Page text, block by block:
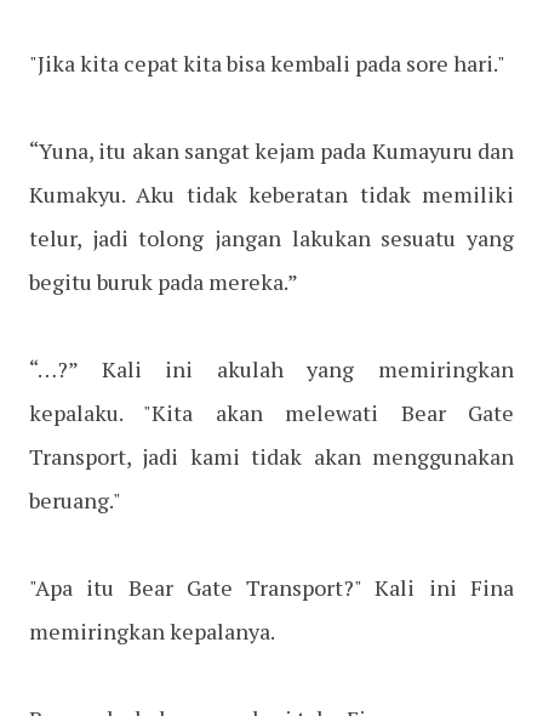
"Jika kita cepat kita bisa kembali pada sore hari."
“Yuna, itu akan sangat kejam pada Kumayuru dan
Kumakyu. Aku tidak keberatan tidak memiliki
telur, jadi tolong jangan lakukan sesuatu yang
begitu buruk pada mereka.”
“…?” Kali ini akulah yang memiringkan
kepalaku. "Kita akan melewati Bear Gate
Transport, jadi kami tidak akan menggunakan
beruang."
"Apa itu Bear Gate Transport?" Kali ini Fina
memiringkan kepalanya.